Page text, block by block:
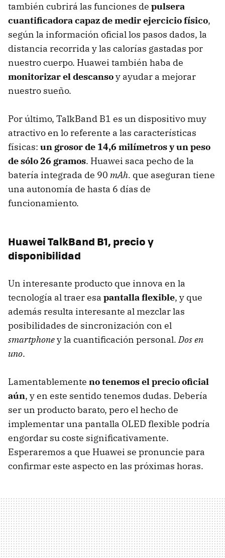
también cubrirá las funciones de pulsera
cuantificadora capaz de medir ejercicio físico,
según la información oficial los pasos dados, la
distancia recorrida y las calorías gastadas por
nuestro cuerpo. Huawei también haba de
monitorizar el descansoy ayudar a mejorar
nuestro sueño.
Por último, TalkBand B1 es un dispositivo muy
atractivo en lo referente a las características
físicas: un grosor de 14,6 milímetros y un peso
de sólo 26 gramos. Huawei saca pecho de la
batería integrada de 90 mAh. que aseguran tiene
una autonomía de hasta 6 días de
funcionamiento.
Huawei TalkBand B1, precio y
disponibilidad
Un interesante producto que innova en la
tecnología al traer esa pantalla flexible, y que
además resulta interesante al mezclar las
posibilidades de sincronización con el
smartphoney la cuantificación personal.Dos en
uno.
Lamentablemente no tenemos el precio oficial
aún, y en este sentido tenemos dudas. Debería
ser un producto barato, pero el hecho de
implementar una pantalla OLED flexible podría
engordar su coste significativamente.
Esperaremos a que Huawei se pronuncie para
confirmar este aspecto en las próximas horas.